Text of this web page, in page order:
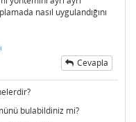
nasıl uygulandığını
Cevapla
bulabildiniz mi?